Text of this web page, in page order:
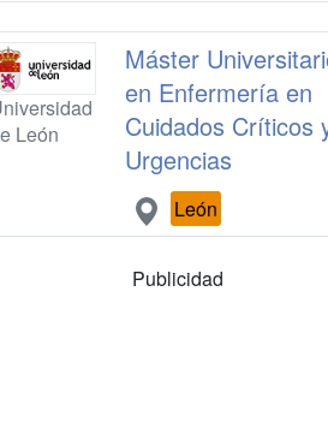
León
Máster
en Enfermería en
Cuidados Críticos
Urgencias
León
Publicidad